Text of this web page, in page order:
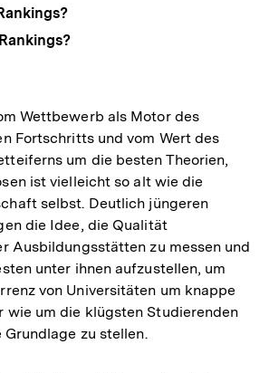
Wettbewerb als Motor des
Fortschritts und vom Wert des
um die besten Theorien,
ist vielleicht so alt wie die
selbst. Deutlich jüngeren
die Idee, die Qualität
Ausbildungsstätten zu messen und
unter ihnen aufzustellen, um
von Universitäten um knappe
wie um die klügsten Studierenden
zu stellen.